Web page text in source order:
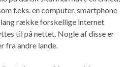
f.eks. en computer, smartphone
række forskellige internet
til på nettet. Nogle af disse er
fra andre lande.